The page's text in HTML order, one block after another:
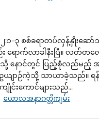
၁) ၂:၁–၃ စစ်ခရာတပ်လှန့်
က်လာခါနီးပြီ။ လတ်တလေ
နောင်တွင် ပြည့်စုံလည်မည့်
ယျာဉ်ကဲ့သို့ သာယာခဲ့သည်။
းကောင်များသည်...
ယောလအနာဂတ္တိကျမ်း